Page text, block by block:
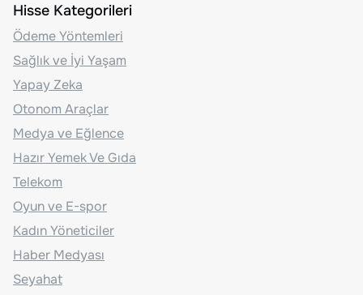
Hisse Kategorileri
Ödeme Yöntemleri
Sağlık ve İyi Yaşam
Yapay Zeka
Otonom Araçlar
Medya ve Eğlence
Hazır Yemek Ve Gıda
Telekom
Oyun ve E-spor
Kadın Yöneticiler
Haber Medyası
Seyahat